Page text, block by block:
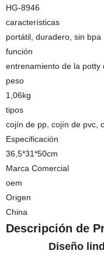
HG-8946
características
portátil, duradero, sin bpa
función
entrenamiento de la potty
peso
1,06kg
tipos
cojín de pp, cojín de pvc,
Especificación
36,5*31*50cm
Marca Comercial
oem
Origen
China
Descripción de
Diseño